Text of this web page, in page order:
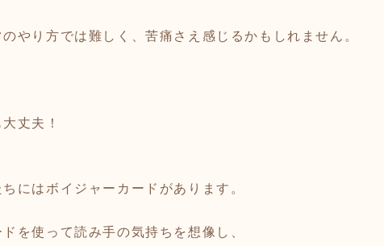
のやり方では難しく、苦痛さえ感じるかもしれません。
丈夫！
ちにはボイジャーカードがあります。
ドを使って読み手の気持ちを想像し、